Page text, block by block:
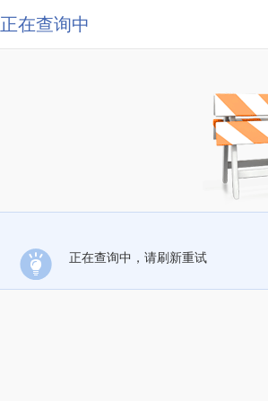
正在查询中
正在查询中，请刷新重试